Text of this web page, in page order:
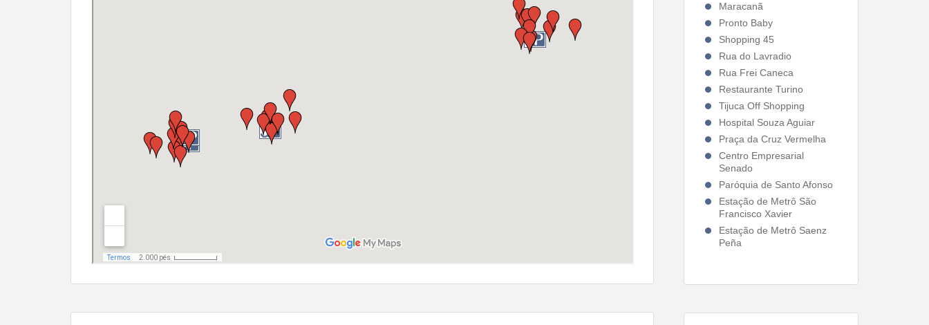
Maracanã
Pronto Baby
Shopping 45
Rua do Lavradio
Rua Frei Caneca
Restaurante Turino
Tijuca Off Shopping
Hospital Souza Aguiar
Praça da Cruz Vermelha
Centro Empresarial
Senado
Paróquia de Santo Afonso
Estação de Metrô São
Francisco Xavier
Estação de Metrô Saenz
Peña